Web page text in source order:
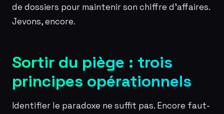
de dossiers pour maintenir son chiffre d’affaires.
Jevons, encore.
Sortir du piège : trois
principes opérationnels
Identifier le paradoxe ne suffit pas. Encore faut-